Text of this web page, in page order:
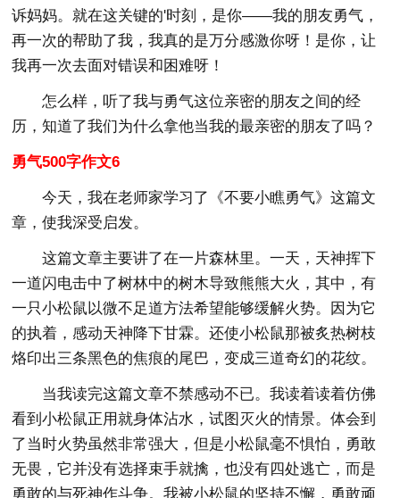
诉妈妈。就在这关键的'时刻，是你——我的朋友勇气，
再一次的帮助了我，我真的是万分感激你呀！是你，让
我再一次去面对错误和困难呀！
怎么样，听了我与勇气这位亲密的朋友之间的经
历，知道了我们为什么拿他当我的最亲密的朋友了吗？
勇气500字作文6
今天，我在老师家学习了《不要小瞧勇气》这篇文
章，使我深受启发。
这篇文章主要讲了在一片森林里。一天，天神挥下
一道闪电击中了树林中的树木导致熊熊大火，其中，有
一只小松鼠以微不足道方法希望能够缓解火势。因为它
的执着，感动天神降下甘霖。还使小松鼠那被炙热树枝
烙印出三条黑色的焦痕的尾巴，变成三道奇幻的花纹。
当我读完这篇文章不禁感动不已。我读着读着仿佛
看到小松鼠正用就身体沾水，试图灭火的情景。体会到
了当时火势虽然非常强大，但是小松鼠毫不惧怕，勇敢
无畏，它并没有选择束手就擒，也没有四处逃亡，而是
勇敢的与死神作斗争。我被小松鼠的坚持不懈，勇敢顽